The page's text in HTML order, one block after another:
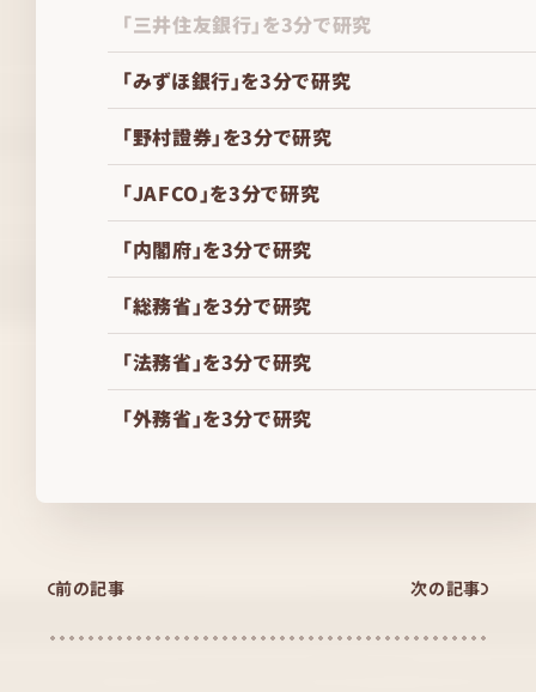
「三井住友銀行」を3分で研究
「みずほ銀行」を3分で研究
「野村證券」を3分で研究
「JAFCO」を3分で研究
「内閣府」を3分で研究
「総務省」を3分で研究
「法務省」を3分で研究
「外務省」を3分で研究
前の記事 次の記事